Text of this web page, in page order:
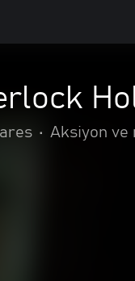
• Aksiyon ve